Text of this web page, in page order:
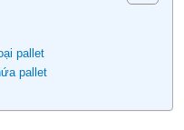
pallet
pallet